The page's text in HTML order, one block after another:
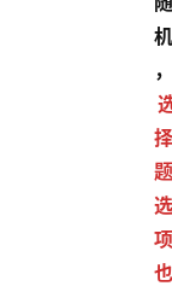
机
，
择
题
选
项
也